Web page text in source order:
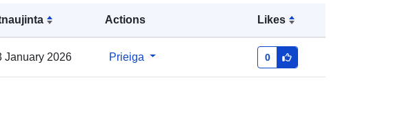
Actions Likes
January 2026 Prieiga 0
duomenys:
6.88635, 50.3163 ], [ 6.88635,
50.3146 ], [ 6.88247, 50.3146 ], [